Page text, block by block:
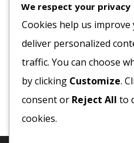
Lecsó 4250ml/
4616Ft
Bruttó egység
Kosárba teszem
We respect your privacy
Cookies help us improve
deliver personalized
traffic. You can choose
by clicking Customize.
consent or Reject All to
cookies.